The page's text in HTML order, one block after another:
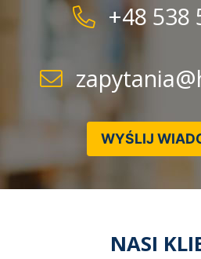
+48 538
WYŚLIJ
NASI